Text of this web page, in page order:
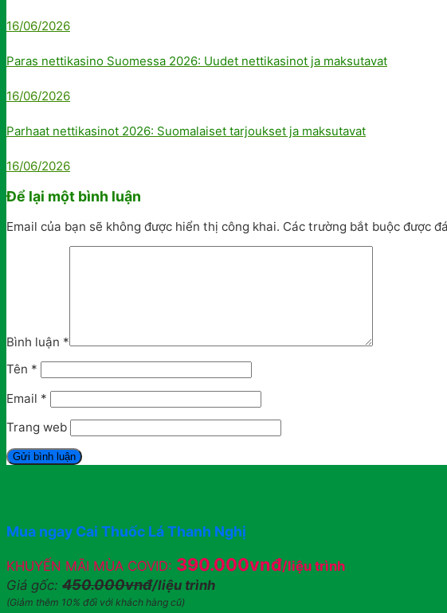
16/06/2026
Paras nettikasino Suomessa 2026: Uudet nettikasinot ja maksutavat
16/06/2026
Parhaat nettikasinot 2026: Suomalaiset tarjoukset ja maksutavat
16/06/2026
Để lại một bình luận
Email của bạn sẽ không được hiển thị công khai. Các trường bắt buộc được
Bình luận *
Tên *
Email *
Trang web
Mua ngay Cai Thuốc Lá Thanh Nghị
KHUYẾN MÃI MÙA COVID: 390.000vnđ/liệu trình
Giá gốc: 450.000vnđ/liệu trình
(Giảm thêm 10% đối với khách hàng cũ)